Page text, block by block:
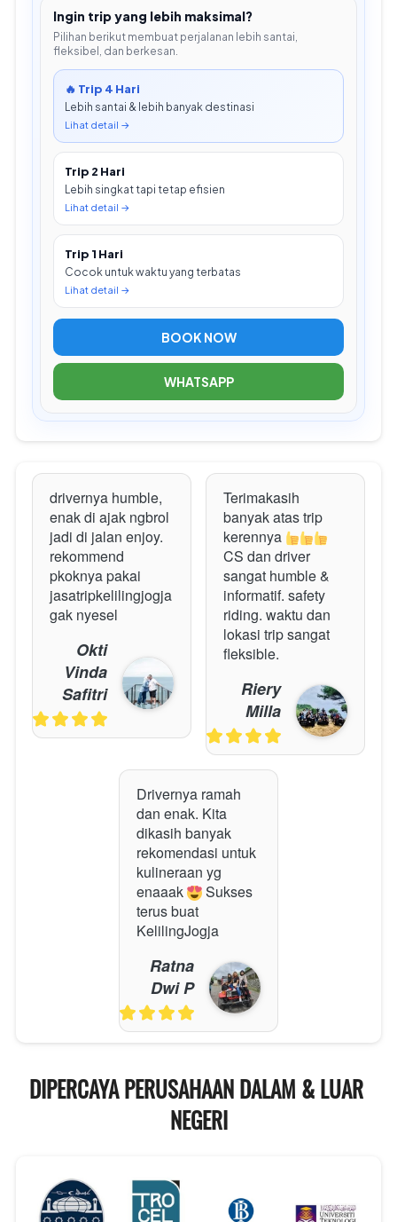
Ingin trip yang lebih maksimal?
Pilihan berikut membuat perjalanan lebih santai,
fleksibel, dan berkesan.
🔥 Trip 4 Hari
Lebih santai & lebih banyak destinasi
Lihat detail →
Trip 2 Hari
Lebih singkat tapi tetap efisien
Lihat detail →
Trip 1 Hari
Cocok untuk waktu yang terbatas
Lihat detail →
BOOK NOW
WHATSAPP
drivernya humble,
enak di ajak ngbrol
jadi di jalan enjoy.
rekommend
pkoknya pakai
jasatripkelilingjogja
gak nyesel
Okti
Vinda
Safitri
Terimakasih
banyak atas trip
kerennya
CS dan driver
sangat humble &
informatif. safety
riding. waktu dan
lokasi trip sangat
fleksible.
Riery
Milla
Drivernya ramah
dan enak. Kita
dikasih banyak
rekomendasi untuk
kulineraan yg
enaaak
Sukses
terus buat
KelilingJogja
Ratna
Dwi P
DIPERCAYA PERUSAHAAN DALAM & LUAR
NEGERI